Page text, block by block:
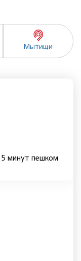
Мытищи
5 минут пешком